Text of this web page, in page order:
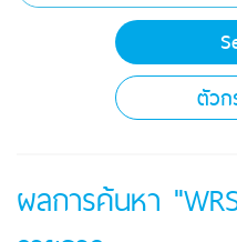
ตัว
ผลการค้นหา